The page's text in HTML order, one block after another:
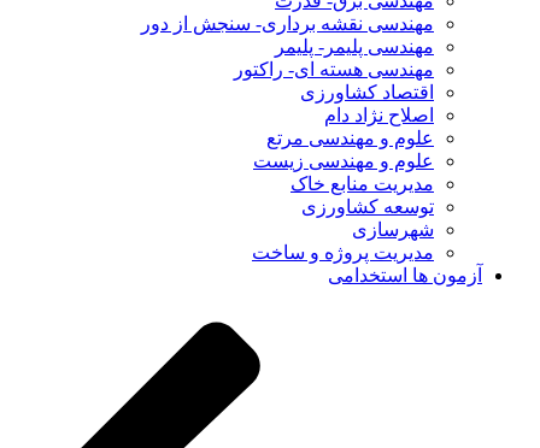
مهندسی نقشه برداری- سنجش از دور
مهندسی پلیمر- پلیمر
مهندسی هسته ای- راکتور
اقتصاد کشاورزی
اصلاح نژاد دام
علوم و مهندسی مرتع
علوم و مهندسی زیست
مدیریت منابع خاک
توسعه کشاورزی
شهرسازی
مدیریت پروژه و ساخت
آزمون ها استخدامی